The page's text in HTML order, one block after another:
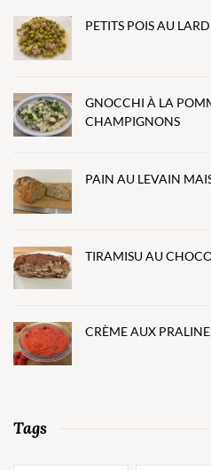
PETITS POIS AU
GNOCCHI À LA
CHAMPIGNONS
PAIN AU LEVAIN
TIRAMISU AU
CRÈME AUX
Tags